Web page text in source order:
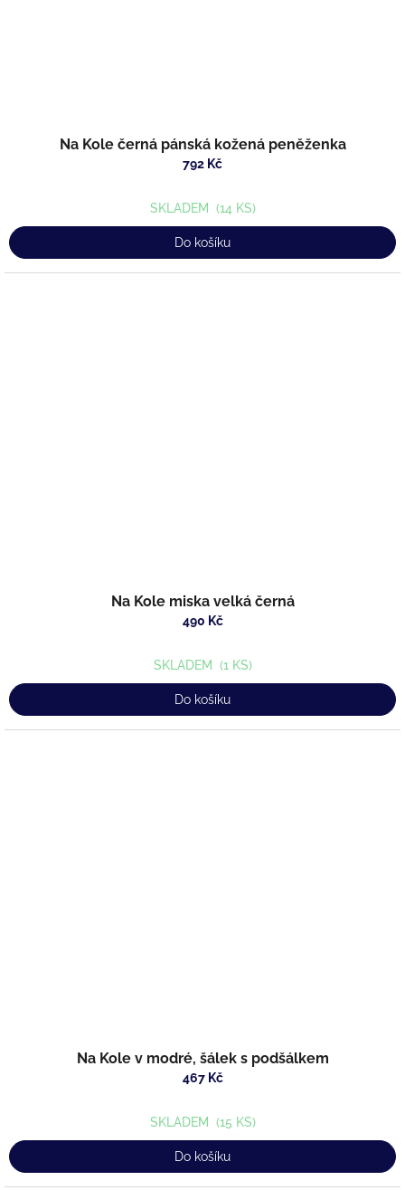
Na Kole černá pánská kožená peněženka
792 Kč
SKLADEM (14 KS)
Do košíku
Na Kole miska velká černá
490 Kč
SKLADEM (1 KS)
Do košíku
Na Kole v modré, šálek s podšálkem
467 Kč
SKLADEM (15 KS)
Do košíku